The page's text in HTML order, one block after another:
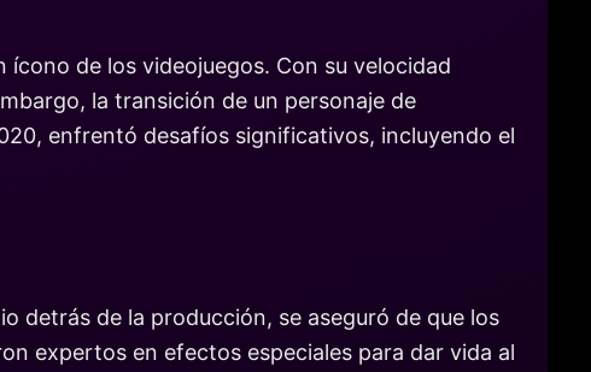
de los videojuegos. Con su velocidad
la transición de un personaje de
enfrentó desafíos significativos, incluyendo el
detrás de la producción, se aseguró de que los
expertos en efectos especiales para dar vida al